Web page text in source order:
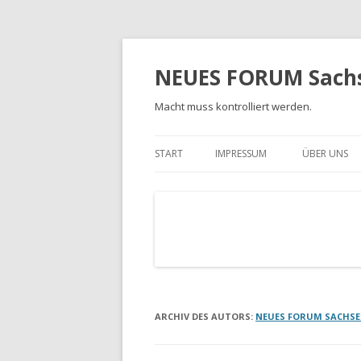
NEUES FORUM
Macht muss kontrolliert werden.
START IMPRESSUM ÜBER UNS
ARCHIV DES AUTORS: NEUES FORUM